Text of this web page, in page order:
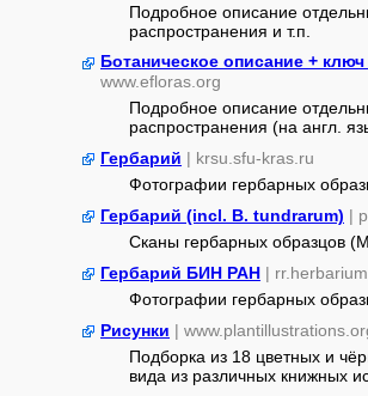
Подробное описание
распространения и т.п.
Ботаническое описание +
www.efloras.org
Подробное описание
распространения (на англ.
Гербарий | krsu.sfu-kras.ru
Фотографии гербарных
Гербарий (incl. B. tundrarum) |
Сканы гербарных образцов
Гербарий БИН РАН |
Фотографии гербарных
Рисунки |
Подборка из 18 цветных и
вида из различных книжных